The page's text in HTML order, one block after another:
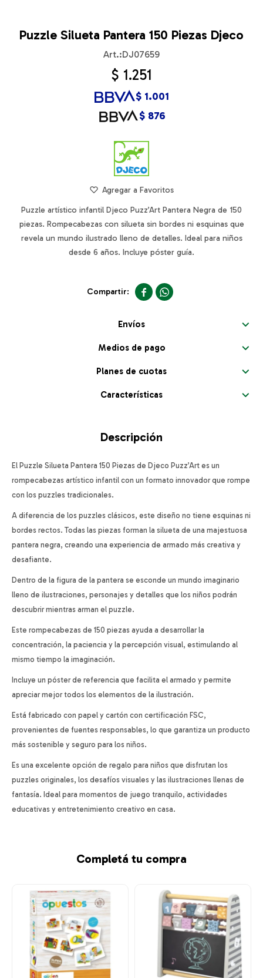
Puzzle Silueta Pantera 150 Piezas Djeco
DJ07659
$ 1.251
$ 876
$ 1.001
Puzzle artístico infantil Djeco Puzz’Art Pantera Negra de 150
piezas. Rompecabezas con silueta sin bordes ni esquinas que
revela un mundo ilustrado lleno de detalles. Ideal para niños
desde 6 años. Incluye póster guía.
 
Envíos
Medios de pago
Planes de cuotas
Características
Descripción
El Puzzle Silueta Pantera 150 Piezas de Djeco Puzz’Art es un
rompecabezas artístico infantil con un formato innovador que rompe
con los puzzles tradicionales.
A diferencia de los puzzles clásicos, este diseño no tiene esquinas ni
bordes rectos. Todas las piezas forman la silueta de una majestuosa
pantera negra, creando una experiencia de armado más creativa y
desafiante.
Dentro de la figura de la pantera se esconde un mundo imaginario
lleno de ilustraciones, personajes y detalles que los niños podrán
descubrir mientras arman el puzzle.
Este rompecabezas de 150 piezas ayuda a desarrollar la
concentración, la paciencia y la percepción visual, estimulando al
mismo tiempo la imaginación.
Incluye un póster de referencia que facilita el armado y permite
apreciar mejor todos los elementos de la ilustración.
Está fabricado con papel y cartón con certificación FSC,
provenientes de fuentes responsables, lo que garantiza un producto
más sostenible y seguro para los niños.
Es una excelente opción de regalo para niños que disfrutan los
puzzles originales, los desafíos visuales y las ilustraciones llenas de
fantasía. Ideal para momentos de juego tranquilo, actividades
educativas y entretenimiento creativo en casa.
Completá tu compra